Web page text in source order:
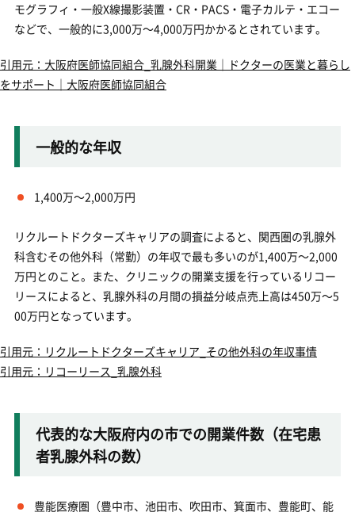
モグラフィ・一般X線撮影装置・CR・PACS・電子カルテ・エコー
などで、一般的に3,000万～4,000万円かかるとされています。
引用元：大阪府医師協同組合_乳腺外科開業｜ドクターの医業と暮らし
をサポート｜大阪府医師協同組合
一般的な年収
1,400万～2,000万円
リクルートドクターズキャリアの調査によると、関西圏の乳腺外
科含むその他外科（常勤）の年収で最も多いのが1,400万～2,000
万円とのこと。また、クリニックの開業支援を行っているリコー
リースによると、乳腺外科の月間の損益分岐点売上高は450万～5
00万円となっています。
引用元：リクルートドクターズキャリア_その他外科の年収事情
引用元：リコーリース_乳腺外科
代表的な大阪府内の市での開業件数（在宅患
者乳腺外科の数）
豊能医療圏（豊中市、池田市、吹田市、箕面市、豊能町、能